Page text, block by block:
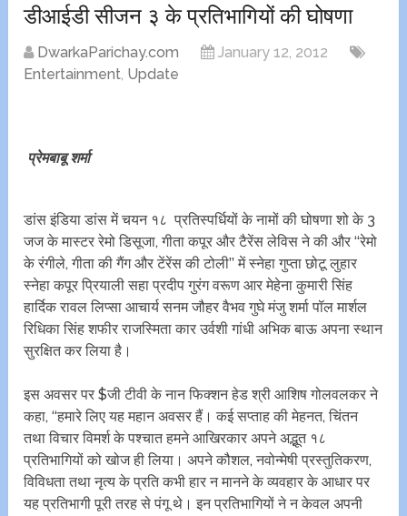
डीआईडी सीजन ३ के प्रतिभागियों की घोषणा
DwarkaParichay.com
January 12, 2012
Entertainment, Update
प्रेमबाबू शर्मा
डांस इंडिया डांस में चयन १८ प्रतिस्पर्धियों के नामों की घोषणा शो के 3
जज के मास्टर रेमो डिसूजा, गीता कपूर और टैरेंस लेविस ने की और ‘‘रेमो
के रंगीले, गीता की गैंग और टेंरेंस की टोली’’ में स्नेहा गुप्ता छोटू लुहार
स्नेहा कपूर प्रियाली सहा प्रदीप गुरंग वरूण आर मेहेना कुमारी सिंह
हार्दिक रावल लिप्सा आचार्य सनम जौहर वैभव गुघे मंजु शर्मा पॉल मार्शल
रिधिका सिंह शफीर राजस्मिता कार उर्वशी गांधी अभिक बाऊ अपना स्थान
सुरक्षित कर लिया है।
इस अवसर पर $जी टीवी के नान फिक्शन हेड श्री आशिष गोलवलकर ने
कहा, ‘‘हमारे लिए यह महान अवसर हैं। कई सप्ताह की मेहनत, चिंतन
तथा विचार विमर्श के पश्चात हमने आखिरकार अपने अद्भूत १८
प्रतिभागियों को खोज ही लिया। अपने कौशल, नवोन्मेषी प्रस्तुतिकरण,
विविधता तथा नृत्य के प्रति कभी हार न मानने के व्यवहार के आधार पर
यह प्रतिभागी पूरी तरह से पंगू थे। इन प्रतिभागियों ने न केवल अपनी